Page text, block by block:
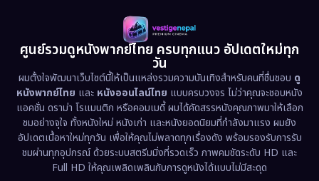
Disaster (13)
Disney+ (5)
Documentary สารคดี (93)
Drama ดราม่า (1,486)
Dystopian (17)
1983
1978
1974
1962
ศูนย์รวมดูหนังพากย์ไทย ครบทุกแนว อัปเดตใหม่ทุก
วัน
ผมตั้งใจพัฒนาเว็บไซต์นี้ให้เป็นแหล่งรวมความบันเทิงสำหรับคนที่ชื่นชอบ ดู
หนังพากย์ไทย และ หนังออนไลน์ไทย แบบครบวงจร ไม่ว่าคุณจะชอบหนัง
แอคชั่น ดราม่า โรแมนติก หรือคอมเมดี้ ผมได้คัดสรรหนังคุณภาพมาให้เลือก
ชมอย่างจุใจ ทั้งหนังใหม่ หนังเก่า และหนังยอดนิยมที่กำลังมาแรง ผมยัง
อัปเดตเนื้อหาใหม่ทุกวัน เพื่อให้คุณไม่พลาดทุกเรื่องดัง พร้อมรองรับการรับ
ชมผ่านทุกอุปกรณ์ ด้วยระบบสตรีมมิ่งที่รวดเร็ว ภาพคมชัดระดับ HD และ
Full HD ให้คุณเพลิดเพลินกับการดูหนังได้แบบไม่มีสะดุด